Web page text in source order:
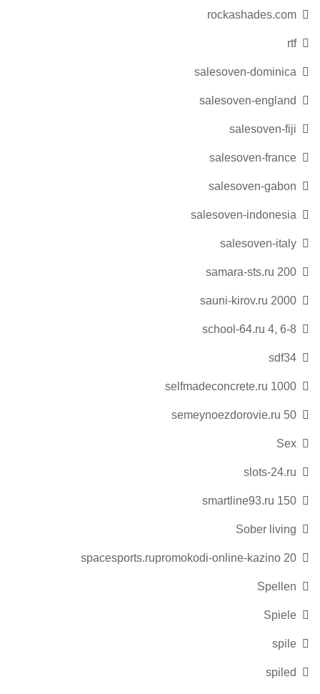
rockashades.com
rtf
salesoven-dominica
salesoven-england
salesoven-fiji
salesoven-france
salesoven-gabon
salesoven-indonesia
salesoven-italy
samara-sts.ru 200
sauni-kirov.ru 2000
school-64.ru 4, 6-8
sdf34
selfmadeconcrete.ru 1000
semeynoezdorovie.ru 50
Sex
slots-24.ru
smartline93.ru 150
Sober living
spacesports.rupromokodi-online-kazino 20
Spellen
Spiele
spile
spiled